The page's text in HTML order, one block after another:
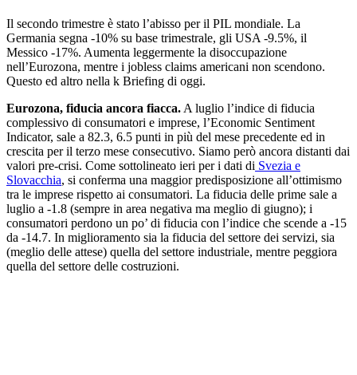
Il secondo trimestre è stato l’abisso per il PIL mondiale. La
Germania segna -10% su base trimestrale, gli USA -9.5%, il
Messico -17%. Aumenta leggermente la disoccupazione
nell’Eurozona, mentre i jobless claims americani non scendono.
Questo ed altro nella k Briefing di oggi.
Eurozona, fiducia ancora fiacca. A luglio l’indice di fiducia
complessivo di consumatori e imprese, l’Economic Sentiment
Indicator, sale a 82.3, 6.5 punti in più del mese precedente ed in
crescita per il terzo mese consecutivo. Siamo però ancora distanti dai
valori pre-crisi. Come sottolineato ieri per i dati di Svezia e
Slovacchia, si conferma una maggior predisposizione all’ottimismo
tra le imprese rispetto ai consumatori. La fiducia delle prime sale a
luglio a -1.8 (sempre in area negativa ma meglio di giugno); i
consumatori perdono un po’ di fiducia con l’indice che scende a -15
da -14.7. In miglioramento sia la fiducia del settore dei servizi, sia
(meglio delle attese) quella del settore industriale, mentre peggiora
quella del settore delle costruzioni.